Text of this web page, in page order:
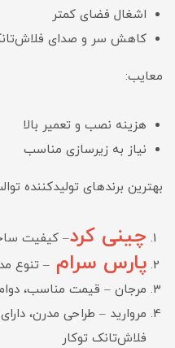
اشغال فضای کمتر
کاهش سر و صدای
معایب:
هزینه نصب و تعمیر بالا
نیاز به زیرسازی مناسب
بهترین برندهای تولیدکننده
چینی کرد– کیفیت
پارس سرام – تنوع
مرجان – قیمت مناسب، دوام
مروارید – طراحی مدرن،
فلاش‌تانک توکار